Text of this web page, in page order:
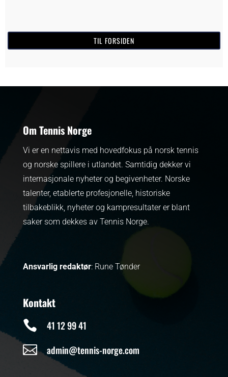
TIL FORSIDEN
Om Tennis Norge
Vi er en nettavis med hovedfokus på norsk tennis
og norske spillere i utlandet. Samtidig dekker vi
internasjonale nyheter og begivenheter. Norske
talenter, etablerte profesjonelle, historiske
tilbakeblikk, nyheter og kampresultater er blant
saker som dekkes av Tennis Norge.
Ansvarlig redaktør: Rune Tønder
Kontakt
 41 12 99 41
 admin@tennis-norge.com